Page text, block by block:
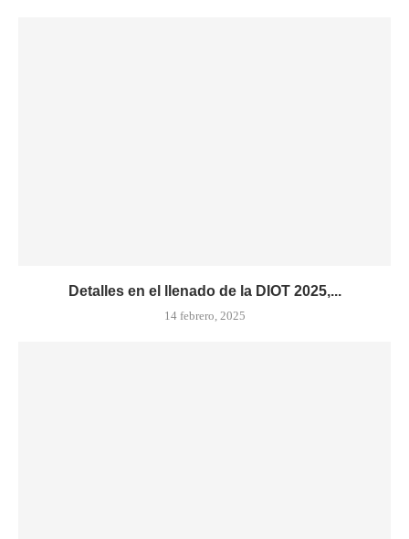
Detalles en el llenado de la DIOT 2025,...
14 febrero, 2025